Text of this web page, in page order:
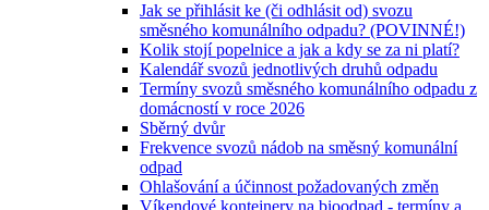
Jak se přihlásit ke (či odhlásit od) svozu
směsného komunálního odpadu? (POVINNÉ!)
Kolik stojí popelnice a jak a kdy se za ni platí?
Kalendář svozů jednotlivých druhů odpadu
Termíny svozů směsného komunálního odpadu z
domácností v roce 2026
Sběrný dvůr
Frekvence svozů nádob na směsný komunální
odpad
Ohlašování a účinnost požadovaných změn
Víkendové kontejnery na bioodpad - termíny a